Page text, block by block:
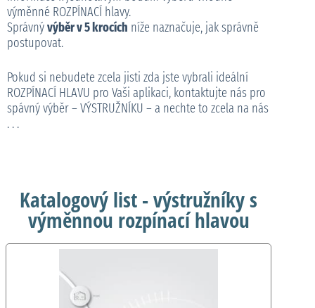
výměnné ROZPÍNACÍ hlavy.
Správnývýběr v 5 krocích níže naznačuje, jak správně
postupovat.
Pokud si nebudete zcela jisti zda jste vybrali ideální
ROZPÍNACÍ HLAVU pro Vaši aplikaci, kontaktujte nás pro
spávný výběr – VÝSTRUŽNÍKU – a nechte to zcela na nás
. . .
Katalogový list - výstružníky s
výměnnou rozpínací hlavou